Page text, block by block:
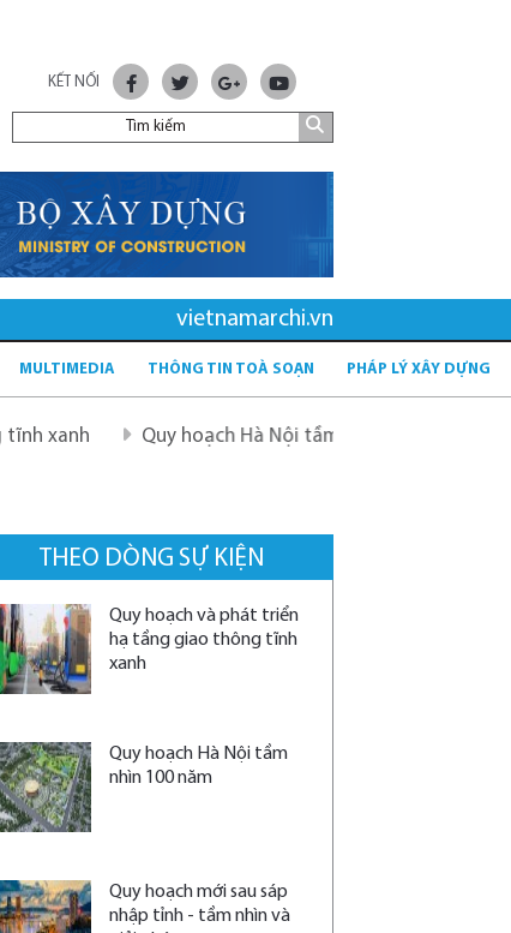
KẾT NỐI
vietnamarchi.vn
MULTIMEDIA THÔNG TIN TOÀ SOẠN PHÁP LÝ XÂY DỰNG
Quy hoạch Hà Nội tầm nhìn 100 năm
THEO DÒNG SỰ KIỆN
Quy hoạch và phát triển
hạ tầng giao thông tĩnh
xanh
Quy hoạch Hà Nội tầm
nhìn 100 năm
Quy hoạch mới sau sáp
nhập tỉnh - tầm nhìn và